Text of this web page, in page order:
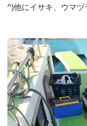
^)他にイサキ、ウマヅ